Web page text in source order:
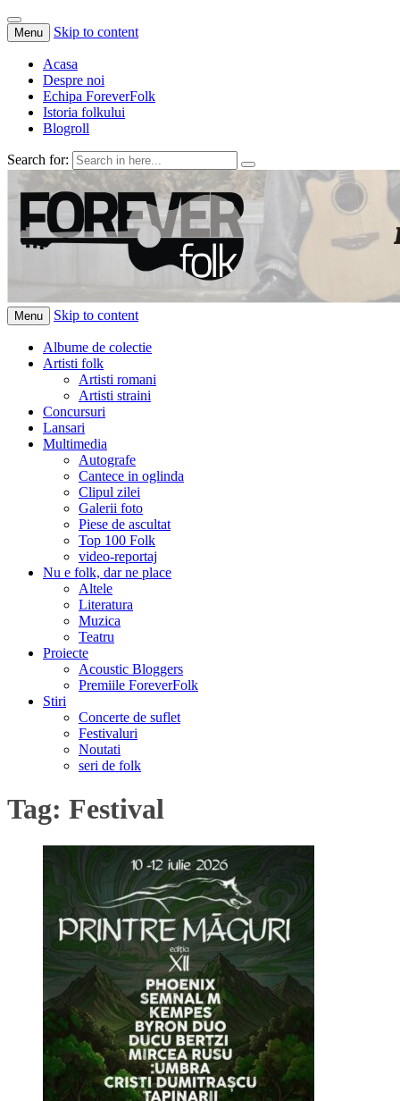
Menu Skip to content
Acasa
Despre noi
Echipa ForeverFolk
Istoria folkului
Blogroll
Search for:
ForeverFolk
Muzica sufletului tau
Menu Skip to content
Albume de colectie
Artisti folk
Artisti romani
Artisti straini
Concursuri
Lansari
Multimedia
Autografe
Cantece in oglinda
Clipul zilei
Galerii foto
Piese de ascultat
Top 100 Folk
video-reportaj
Nu e folk, dar ne place
Altele
Literatura
Muzica
Teatru
Proiecte
Acoustic Bloggers
Premiile ForeverFolk
Stiri
Concerte de suflet
Festivaluri
Noutati
seri de folk
Tag: Festival